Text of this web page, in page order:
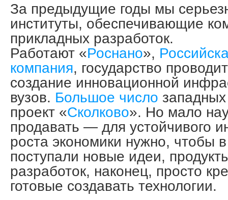
За предыдущие годы мы
институты, обеспечивающие
прикладных разработок.
Работают «Роснано»,
компания, государство
создание инновационной
вузов. Большое число
проект «Сколково». Но мало
продавать — для устойчивого
роста экономики нужно, чтобы
поступали новые идеи,
разработок, наконец, просто
готовые создавать технологии.